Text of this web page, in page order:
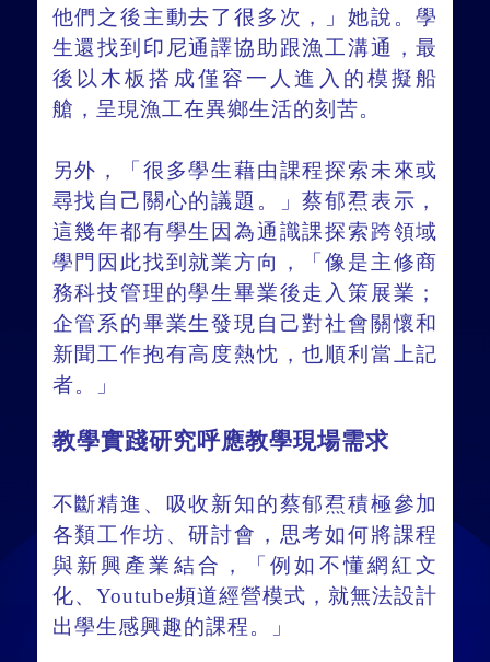
他們之後主動去了很多次，」她說。學
生還找到印尼通譯協助跟漁工溝通，最
後以木板搭成僅容一人進入的模擬船
艙，呈現漁工在異鄉生活的刻苦。
另外，「很多學生藉由課程探索未來或
尋找自己關心的議題。」蔡郁焄表示，
這幾年都有學生因為通識課探索跨領域
學門因此找到就業方向，「像是主修商
務科技管理的學生畢業後走入策展業；
企管系的畢業生發現自己對社會關懷和
新聞工作抱有高度熱忱，也順利當上記
者。」
教學實踐研究呼應教學現場需求
不斷精進、吸收新知的蔡郁焄積極參加
各類工作坊、研討會，思考如何將課程
與新興產業結合，「例如不懂網紅文
化、Youtube頻道經營模式，就無法設計
出學生感興趣的課程。」